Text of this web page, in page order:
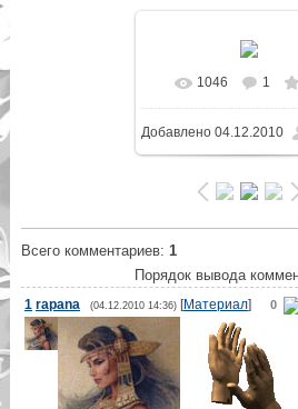
В реальном
830x664/
1046 1
Добавлено 04.12.2010
Всего комментариев: 1
Порядок вывода
0
1 rapana (04.12.2010 14:36)[Материал]